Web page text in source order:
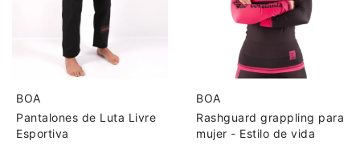
BOA
Pantalones de Luta Livre
Esportiva
BOA
Rashguard grappling para
mujer - Estilo de vida